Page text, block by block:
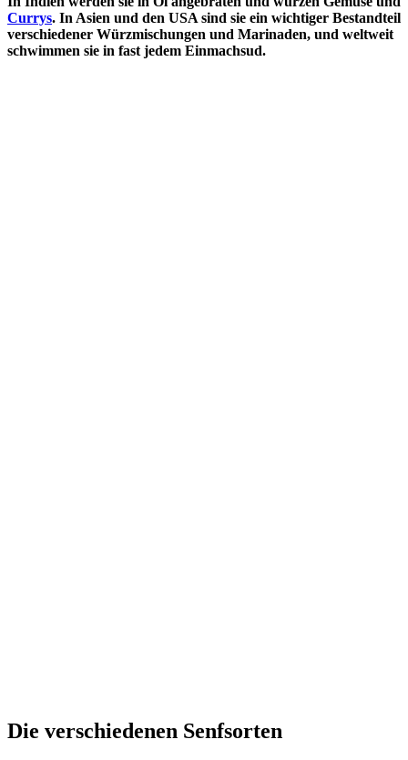
Currys. In Asien und den USA sind sie ein wichtiger Bestandteil
verschiedener Würzmischungen und Marinaden, und weltweit
schwimmen sie in fast jedem Einmachsud.
Die verschiedenen Senfsorten